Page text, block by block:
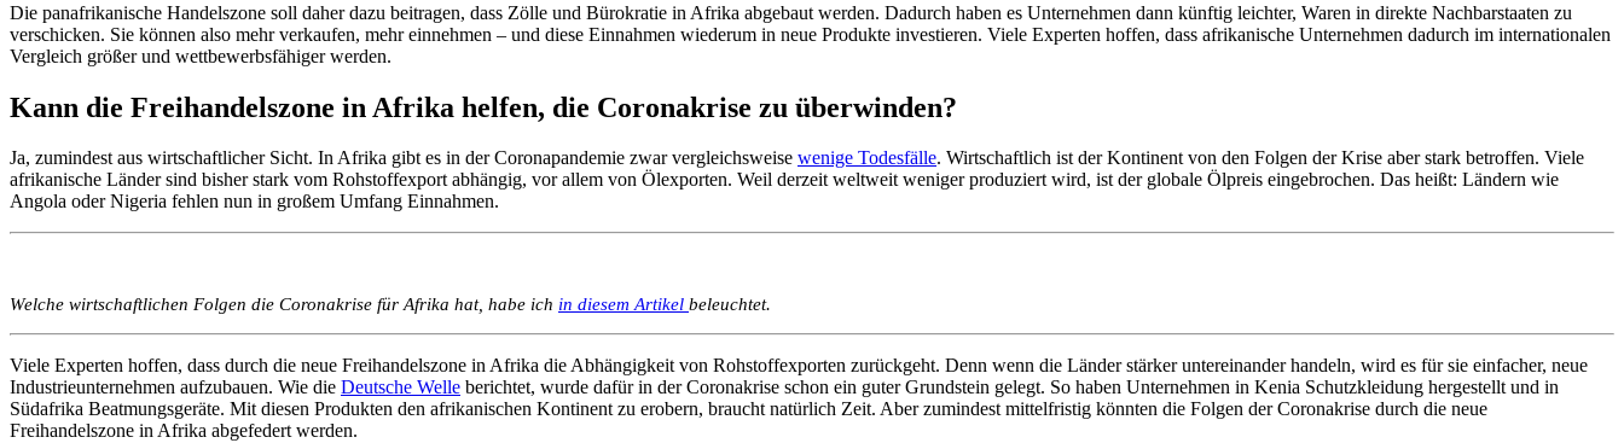
Die panafrikanische Handelszone soll daher dazu beitragen, dass Zölle und Bürokratie in Afrika abgebaut werden. Dadurch haben es Unternehmen dann künftig leichter, Waren in direkte Nachbarstaaten zu
verschicken. Sie können also mehr verkaufen, mehr einnehmen – und diese Einnahmen wiederum in neue Produkte investieren. Viele Experten hoffen, dass afrikanische Unternehmen dadurch im internationalen
Vergleich größer und wettbewerbsfähiger werden.
Kann die Freihandelszone in Afrika helfen, die Coronakrise zu überwinden?
Ja, zumindest aus wirtschaftlicher Sicht. In Afrika gibt es in der Coronapandemie zwar vergleichsweise wenige Todesfälle. Wirtschaftlich ist der Kontinent von den Folgen der Krise aber stark betroffen. Viele
afrikanische Länder sind bisher stark vom Rohstoffexport abhängig, vor allem von Ölexporten. Weil derzeit weltweit weniger produziert wird, ist der globale Ölpreis eingebrochen. Das heißt: Ländern wie
Angola oder Nigeria fehlen nun in großem Umfang Einnahmen.
Welche wirtschaftlichen Folgen die Coronakrise für Afrika hat, habe ich in diesem Artikel beleuchtet.
Viele Experten hoffen, dass durch die neue Freihandelszone in Afrika die Abhängigkeit von Rohstoffexporten zurückgeht. Denn wenn die Länder stärker untereinander handeln, wird es für sie einfacher, neue
Industrieunternehmen aufzubauen. Wie die Deutsche Welle berichtet, wurde dafür in der Coronakrise schon ein guter Grundstein gelegt. So haben Unternehmen in Kenia Schutzkleidung hergestellt und in
Südafrika Beatmungsgeräte. Mit diesen Produkten den afrikanischen Kontinent zu erobern, braucht natürlich Zeit. Aber zumindest mittelfristig könnten die Folgen der Coronakrise durch die neue
Freihandelszone in Afrika abgefedert werden.